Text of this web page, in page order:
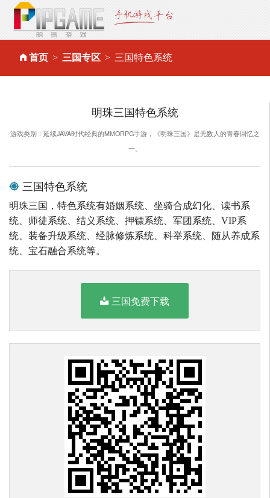
首页 三国专区 三国特色系统
明珠三国特色系统
游戏类别：延续JAVA时代经典的MMORPG手游，《明珠三国》是无数人的青春回忆之
一。
三国特色系统
明珠三国，特色系统有婚姻系统、坐骑合成幻化、读书系
统、师徒系统、结义系统、押镖系统、军团系统、VIP系
统、装备升级系统、经脉修炼系统、科举系统、随从养成系
统、宝石融合系统等。
三国免费下载